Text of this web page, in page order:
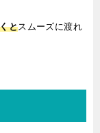
とスムーズに渡れ